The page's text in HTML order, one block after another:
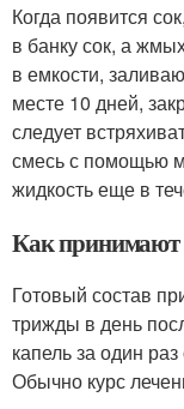
Когда появится
в банку сок, а
в емкости,
месте 10 дней,
следует
смесь с помощью
жидкость еще в
Как принимают
Готовый состав
трижды в день
капель за один
Обычно курс